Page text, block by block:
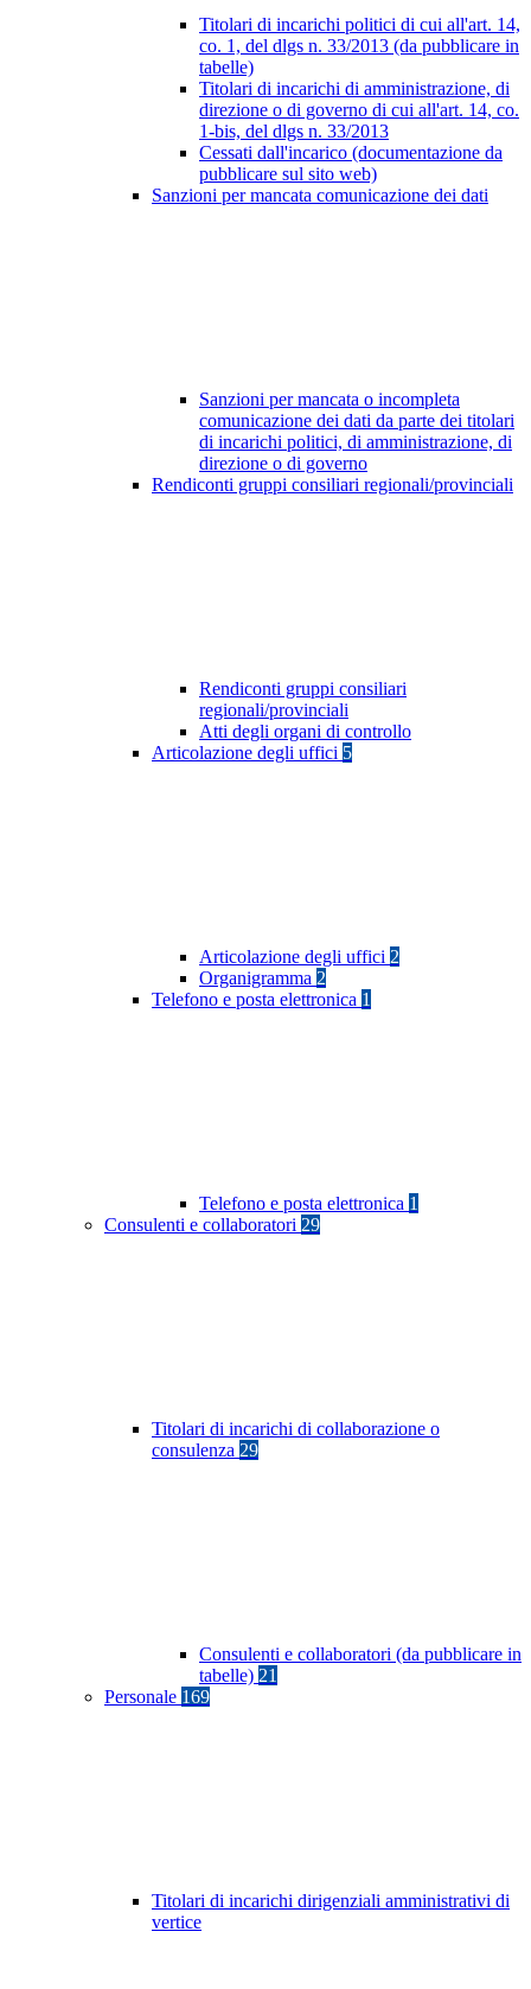
Titolari di incarichi politici di cui all'art. 14,
co. 1, del dlgs n. 33/2013 (da pubblicare in
tabelle)
Titolari di incarichi di amministrazione, di
direzione o di governo di cui all'art. 14, co.
1-bis, del dlgs n. 33/2013
Cessati dall'incarico (documentazione da
pubblicare sul sito web)
Sanzioni per mancata comunicazione dei dati
Sanzioni per mancata o incompleta
comunicazione dei dati da parte dei titolari
di incarichi politici, di amministrazione, di
direzione o di governo
Rendiconti gruppi consiliari regionali/provinciali
Rendiconti gruppi consiliari
regionali/provinciali
Atti degli organi di controllo
Articolazione degli uffici 5
Articolazione degli uffici 2
Organigramma 2
Telefono e posta elettronica 1
Telefono e posta elettronica 1
Consulenti e collaboratori 29
Titolari di incarichi di collaborazione o
consulenza 29
Consulenti e collaboratori (da pubblicare in
tabelle) 21
Personale 169
Titolari di incarichi dirigenziali amministrativi di
vertice